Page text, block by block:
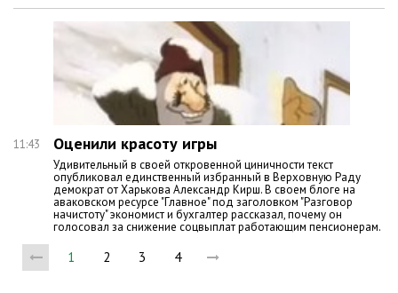
11:43 Оценили красоту игры
Удивительный в своей откровенной циничности текст
опубликовал единственный избранный в Верховную Раду
демократ от Харькова Александр Кирш. В своем блоге на
аваковском ресурсе "Главное" под заголовком "Разговор
начистоту" экономист и бухгалтер рассказал, почему он
голосовал за снижение соцвыплат работающим пенсионерам.
1 2 3 4